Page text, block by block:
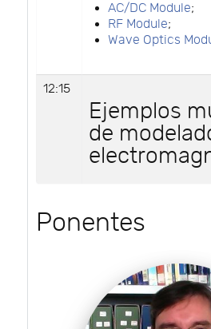
AC/DC Module;
RF Module;
Wave Optics
12:15
Ejemplos
de
Ponentes